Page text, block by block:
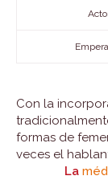
Con la
formas de
veces el
La